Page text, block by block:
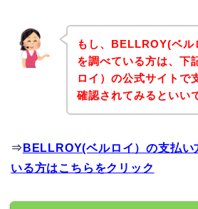
もし、BELLROY(ベル
を調べている方は、下
ロイ）の公式サイトで
確認されてみるといい
⇒ BELLROY(ベルロイ）の支払い
いる方はこちらをクリック